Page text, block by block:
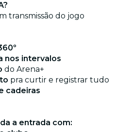
transmissão do jogo
nos intervalos
do Arena+
pra curtir e registrar tudo
cadeiras
a entrada com: